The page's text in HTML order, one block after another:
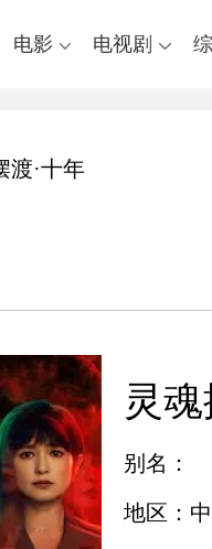
电影 电视剧
渡·十年
灵
别名：
地区：